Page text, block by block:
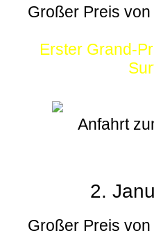
Großer Preis
Erster Grand-
Anfahrt
2.
Großer Preis